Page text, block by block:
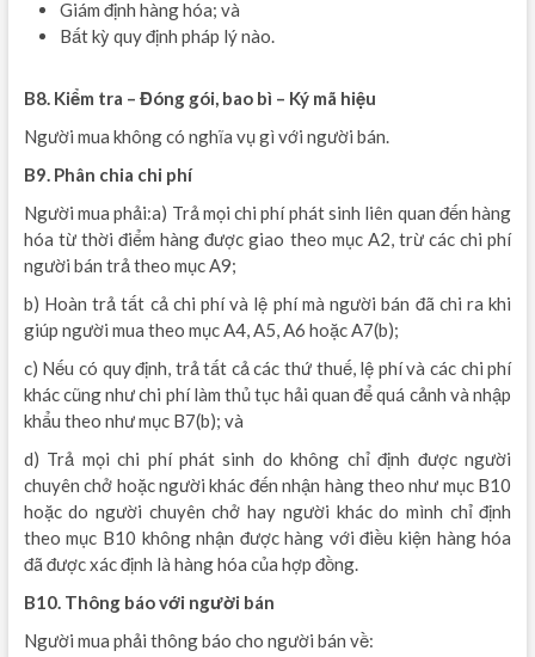
Giám định hàng hóa; và
Bất kỳ quy định pháp lý nào.
B8. Kiểm tra – Đóng gói, bao bì – Ký mã hiệu
Người mua không có nghĩa vụ gì với người bán.
B9. Phân chia chi phí
Người mua phải:a) Trả mọi chi phí phát sinh liên quan đến hàng
hóa từ thời điểm hàng được giao theo mục A2, trừ các chi phí
người bán trả theo mục A9;
b) Hoàn trả tất cả chi phí và lệ phí mà người bán đã chi ra khi
giúp người mua theo mục A4, A5, A6 hoặc A7(b);
c) Nếu có quy định, trả tất cả các thứ thuế, lệ phí và các chi phí
khác cũng như chi phí làm thủ tục hải quan để quá cảnh và nhập
khẩu theo như mục B7(b); và
d) Trả mọi chi phí phát sinh do không chỉ định được người
chuyên chở hoặc người khác đến nhận hàng theo như mục B10
hoặc do người chuyên chở hay người khác do mình chỉ định
theo mục B10 không nhận được hàng với điều kiện hàng hóa
đã được xác định là hàng hóa của hợp đồng.
B10. Thông báo với người bán
Người mua phải thông báo cho người bán về: